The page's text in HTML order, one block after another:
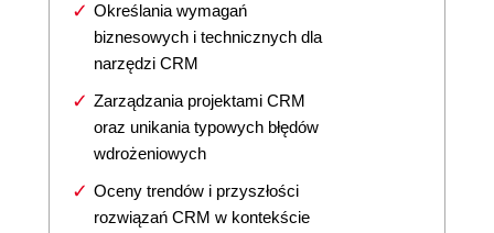
Określania wymagań
biznesowych i technicznych dla
narzędzi CRM
Zarządzania projektami CRM
oraz unikania typowych błędów
wdrożeniowych
Oceny trendów i przyszłości
rozwiązań CRM w kontekście